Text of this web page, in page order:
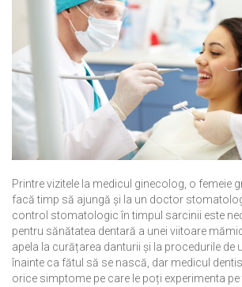
Printre vizitele la medicul ginecolog, o femeie
facă timp să ajungă și la un doctor
control stomatologic în timpul sarcinii este
pentru sănătatea dentară a unei viitoare
apela la curățarea danturii și la procedurile de
înainte ca fătul să se nască, dar medicul
orice simptome pe care le poți experimenta